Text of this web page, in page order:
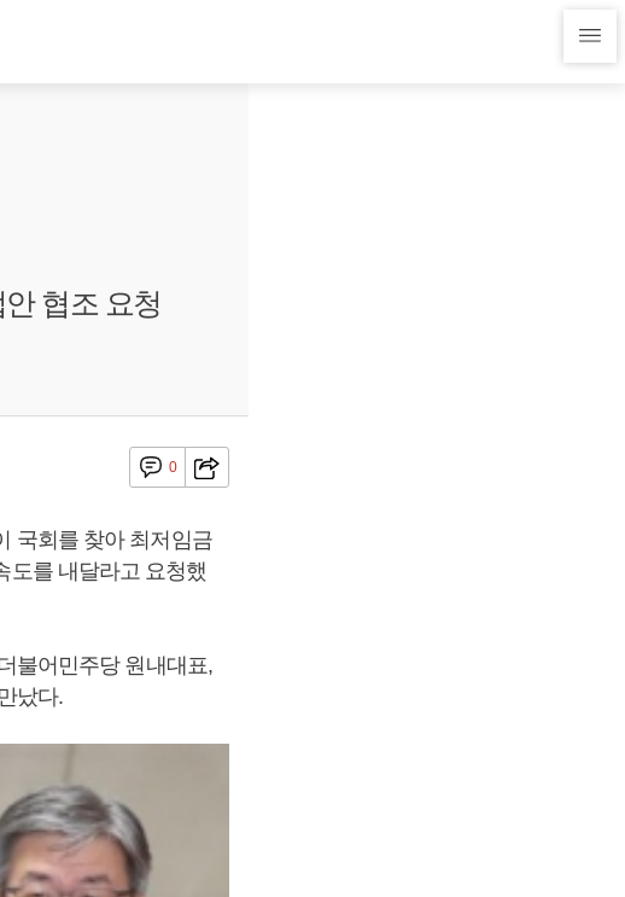
협조 요청
0
국회를 찾아 최저임금
도를 내달라고 요청했
불어민주당 원내대표,
났다.